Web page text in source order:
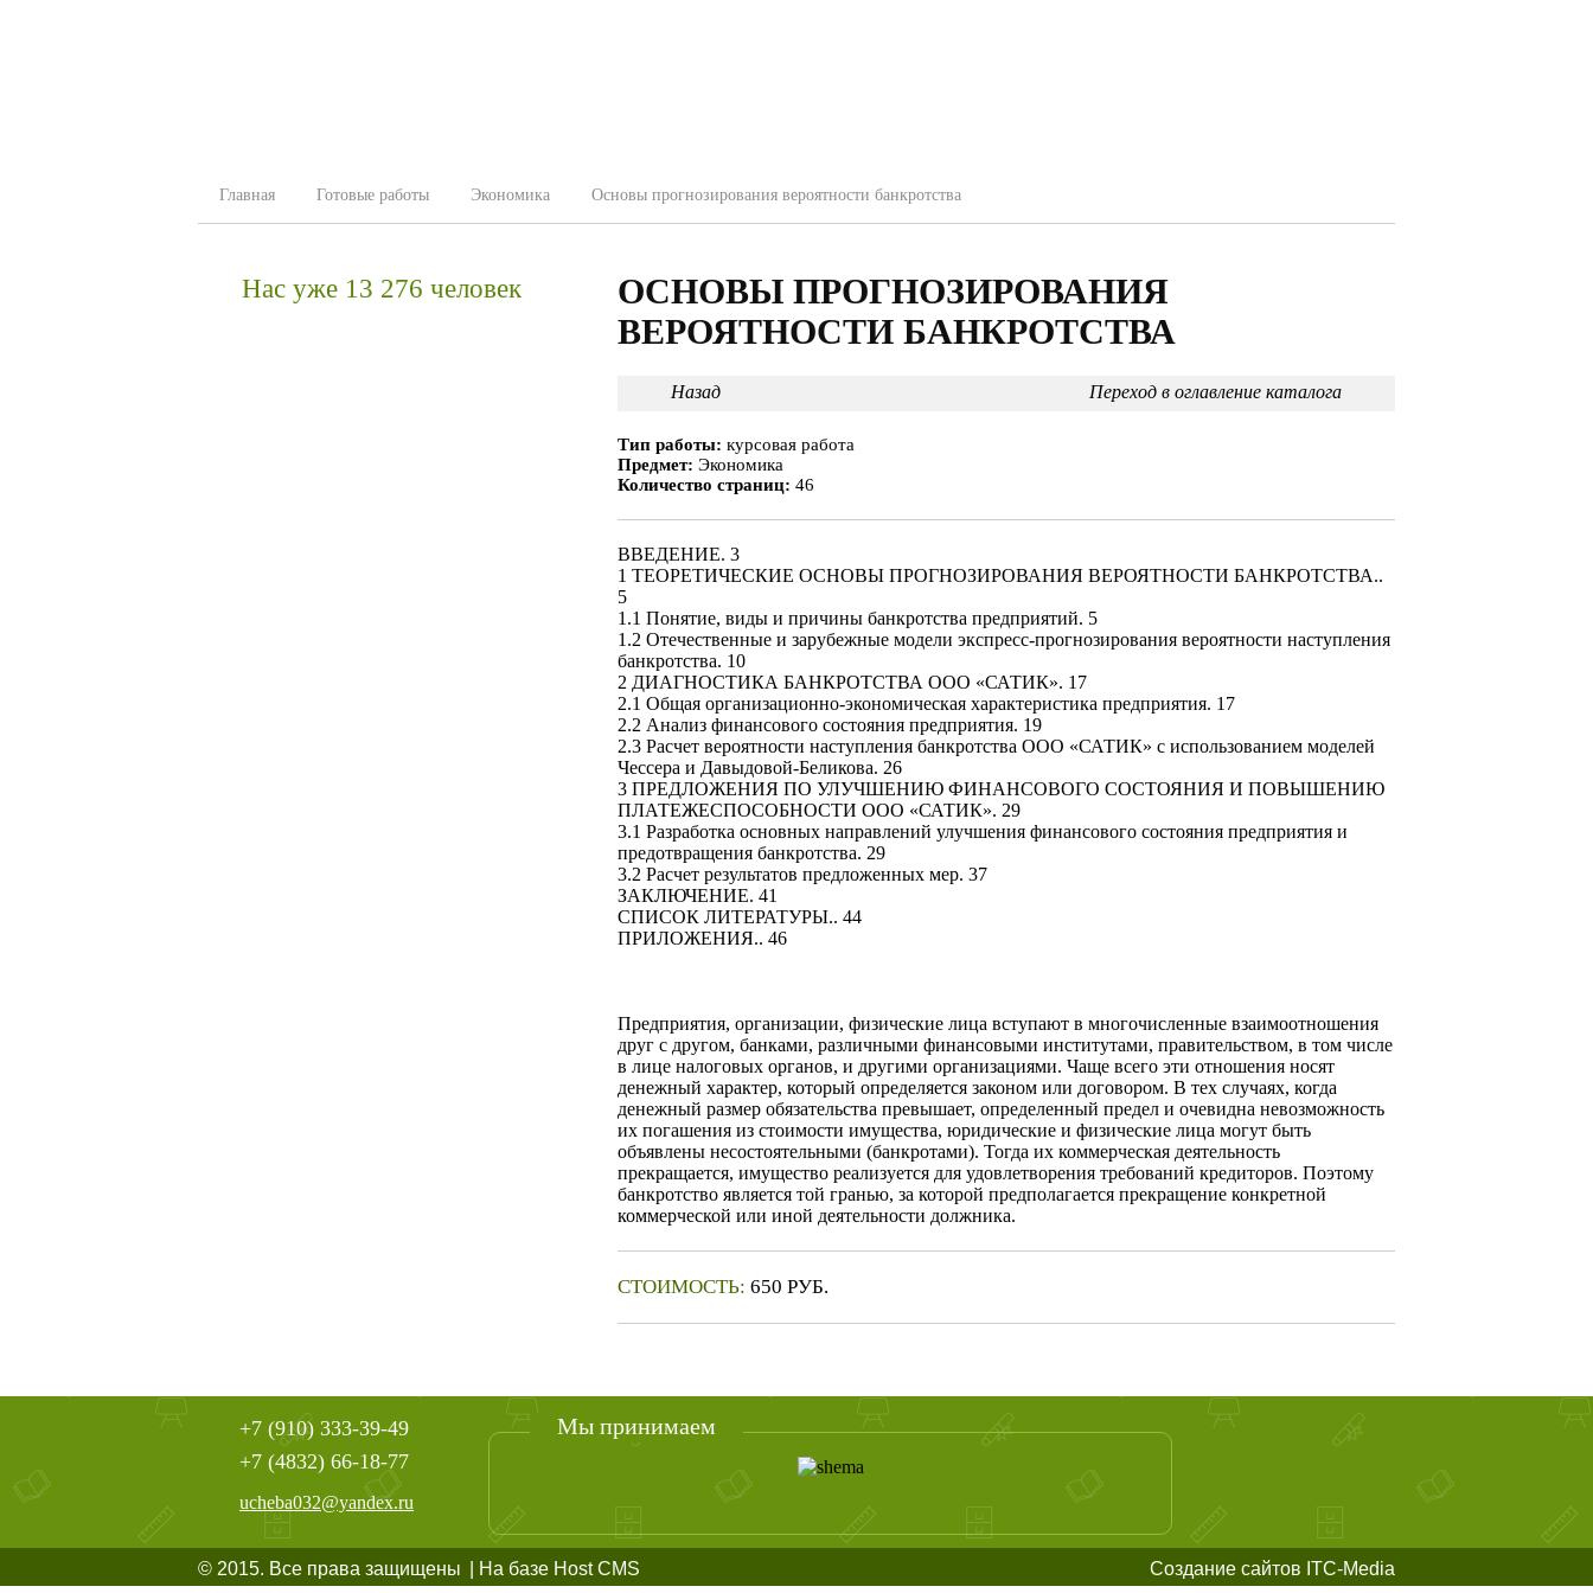
Главная Готовые работы Экономика Основы прогнозирования вероятности банкротства
Нас уже 13 276 человек
ОСНОВЫ ПРОГНОЗИРОВАНИЯ
ВЕРОЯТНОСТИ БАНКРОТСТВА
Назад Переход в оглавление каталога
Тип работы: курсовая работа
Предмет: Экономика
Количество страниц: 46
ВВЕДЕНИЕ. 3
1 ТЕОРЕТИЧЕСКИЕ ОСНОВЫ ПРОГНОЗИРОВАНИЯ ВЕРОЯТНОСТИ БАНКРОТСТВА..
5
1.1 Понятие, виды и причины банкротства предприятий. 5
1.2 Отечественные и зарубежные модели экспресс-прогнозирования вероятности наступления
банкротства. 10
2 ДИАГНОСТИКА БАНКРОТСТВА ООО «САТИК». 17
2.1 Общая организационно-экономическая характеристика предприятия. 17
2.2 Анализ финансового состояния предприятия. 19
2.3 Расчет вероятности наступления банкротства ООО «САТИК» с использованием моделей
Чессера и Давыдовой-Беликова. 26
3 ПРЕДЛОЖЕНИЯ ПО УЛУЧШЕНИЮ ФИНАНСОВОГО СОСТОЯНИЯ И ПОВЫШЕНИЮ
ПЛАТЕЖЕСПОСОБНОСТИ ООО «САТИК». 29
3.1 Разработка основных направлений улучшения финансового состояния предприятия и
предотвращения банкротства. 29
3.2 Расчет результатов предложенных мер. 37
ЗАКЛЮЧЕНИЕ. 41
СПИСОК ЛИТЕРАТУРЫ.. 44
ПРИЛОЖЕНИЯ.. 46
Предприятия, организации, физические лица вступают в много­численные взаимоотношения
друг с другом, банками, различными финансовыми институтами, правительством, в том числе
в лице на­логовых органов, и другими организациями. Чаще всего эти отноше­ния носят
денежный характер, который определяется законом или договором. В тех случаях, когда
денежный размер обязательства пре­вышает, определенный предел и очевидна невозможность
их погаше­ния из стоимости имущества, юридические и физические лица мо­гут быть
объявлены несостоятельными (банкротами). Тогда их ком­мерческая деятельность
прекращается, имущество реализуется для удовлетворения требований кредиторов. Поэтому
банкротство явля­ется той гранью, за которой предполагается прекращение конкрет­ной
коммерческой или иной деятельности должника.
СТОИМОСТЬ: 650 РУБ.
Мы принимаем
+7 (910) 333-39-49
+7 (4832) 66-18-77
ucheba032@yandex.ru
© 2015. Все права защищены | На базе Host CMS Создание сайтов ITC-Media